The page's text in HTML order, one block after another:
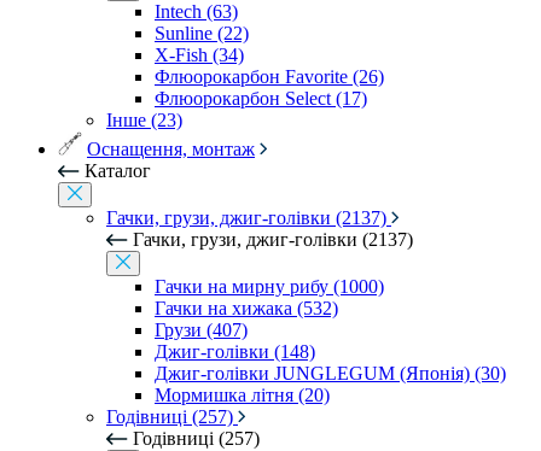
Intech (63)
Sunline (22)
X-Fish (34)
Флюорокарбон Favorite (26)
Флюорокарбон Select (17)
Інше (23)
Оснащення, монтаж
Каталог
Гачки, грузи, джиг-голівки (2137)
Гачки, грузи, джиг-голівки (2137)
Гачки на мирну рибу (1000)
Гачки на хижака (532)
Грузи (407)
Джиг-голівки (148)
Джиг-голівки JUNGLEGUM (Японія) (30)
Мормишка літня (20)
Годівниці (257)
Годівниці (257)